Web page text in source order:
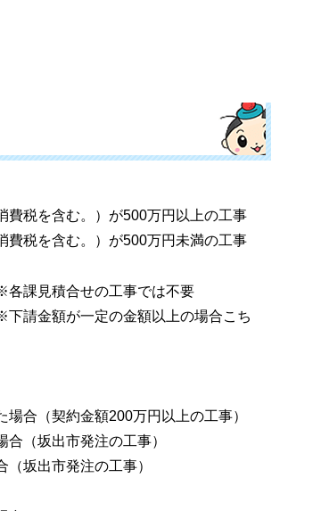
費税を含む。）が500万円以上の工事
費税を含む。）が500万円未満の工事
各課見積合せの工事では不要
下請金額が一定の金額以上の場合こち
合（契約金額200万円以上の工事）
（坂出市発注の工事）
坂出市発注の工事）